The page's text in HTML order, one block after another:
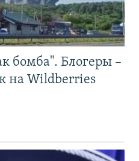
бомба". Блогеры –
на Wildberries